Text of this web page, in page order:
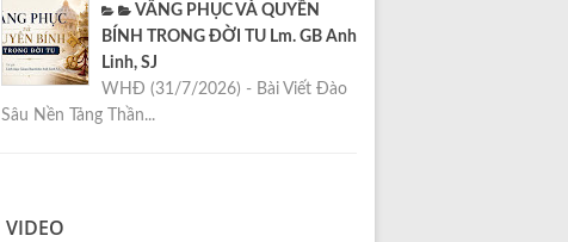
VÂNG PHỤC VÀ QUYỀN
BÍNH TRONG ĐỜI TU Lm. GB Anh
Linh, SJ
WHĐ (31/7/2026) - Bài Viết Đào
Sâu Nền Tảng Thần...
VIDEO